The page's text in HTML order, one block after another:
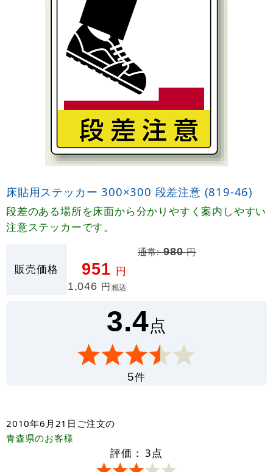
床貼用ステッカー 300×300 段差注意 (819-46)
段差のある場所を床面から分かりやすく案内しやすい
注意ステッカーです。
販売価格
通常:980円
951 円
1,046 円 税込
3.4点
5件
2010年6月21日 ご注文の
青森県のお客様
評価： 3点